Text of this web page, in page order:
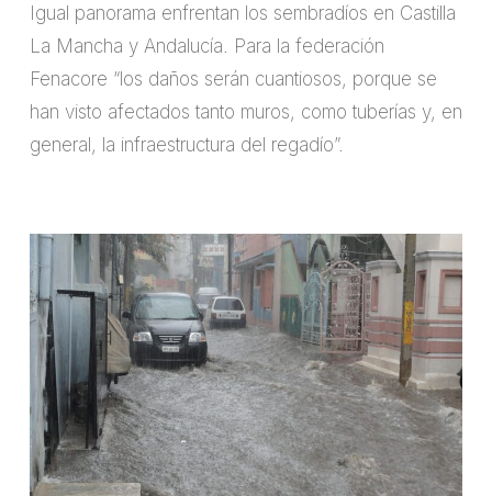
Igual panorama enfrentan los sembradíos en Castilla
La Mancha y Andalucía. Para la federación
Fenacore “los daños serán cuantiosos, porque se
han visto afectados tanto muros, como tuberías y, en
general, la infraestructura del regadío”.